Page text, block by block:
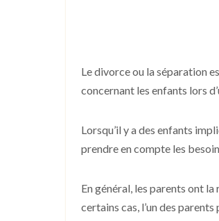
Le divorce ou la séparation
concernant les enfants lors
Lorsqu’il y a des enfants
prendre en compte les
En général, les parents ont
certains cas, l’un des